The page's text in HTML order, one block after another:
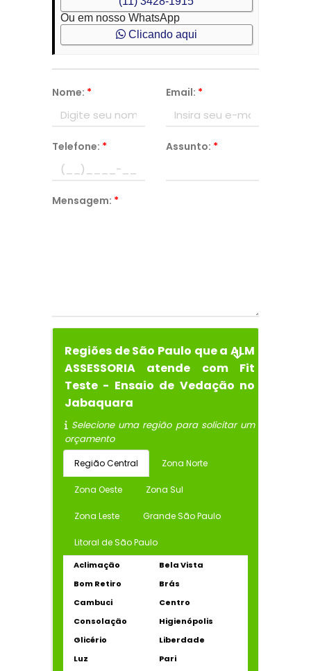
Ou em nosso WhatsApp
Clicando aqui
Nome: * Email: *
Telefone: * Assunto: *
Mensagem: *
Regiões de São Paulo que a ALM
ASSESSORIA atende com Fit
Teste - Ensaio de Vedação no
Jabaquara
Selecione uma região para solicitar um
orçamento
Região Central Zona Norte
Zona Oeste Zona Sul
Zona Leste Grande São Paulo
Litoral de São Paulo
Aclimação
Bela Vista
Bom Retiro
Brás
Cambuci
Centro
Consolação
Higienópolis
Glicério
Liberdade
Luz
Pari